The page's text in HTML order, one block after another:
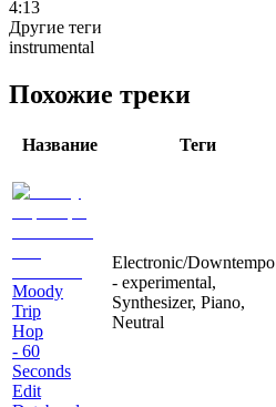
4:13
Другие теги
instrumental
Похожие треки
Название Теги
Moody
Trip
Hop
- 60
Seconds
Edit
Electronic/Downtempo
- experimental,
Synthesizer, Piano,
Neutral